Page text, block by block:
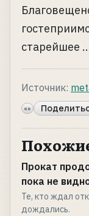
старейшее
Источник:
«»
Прокат
пока не
Те, кто ждал
дождались.